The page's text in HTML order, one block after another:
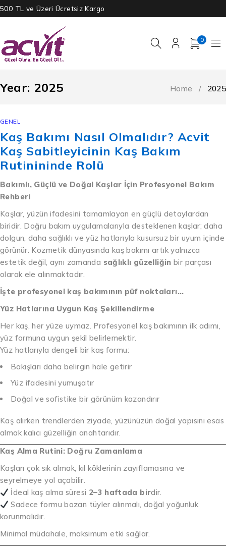
500 TL ve Üzeri Ücretsiz Kargo
0
Year: 2025 Home / 2025
GENEL
Kaş Bakımı Nasıl Olmalıdır? Acvit
Kaş Sabitleyicinin Kaş Bakım
Rutinininde Rolü
Bakımlı, Güçlü ve Doğal Kaşlar İçin Profesyonel Bakım
Rehberi
Kaşlar, yüzün ifadesini tamamlayan en güçlü detaylardan
biridir. Doğru bakım uygulamalarıyla desteklenen kaşlar; daha
dolgun, daha sağlıklı ve yüz hatlarıyla kusursuz bir uyum içinde
görünür. Kozmetik dünyasında kaş bakımı artık yalnızca
estetik değil, aynı zamanda sağlıklı güzelliğin bir parçası
olarak ele alınmaktadır.
İşte profesyonel kaş bakımının püf noktaları…
Yüz Hatlarına Uygun Kaş Şekillendirme
Her kaş, her yüze uymaz. Profesyonel kaş bakımının ilk adımı,
yüz formuna uygun şekil belirlemektir.
Yüz hatlarıyla dengeli bir kaş formu:
Bakışları daha belirgin hale getirir
Yüz ifadesini yumuşatır
Doğal ve sofistike bir görünüm kazandırır
Kaş alırken trendlerden ziyade, yüzünüzün doğal yapısını esas
almak kalıcı güzelliğin anahtarıdır.
Kaş Alma Rutini: Doğru Zamanlama
Kaşları çok sık almak, kıl köklerinin zayıflamasına ve
seyrelmeye yol açabilir.
İdeal kaş alma süresi 2–3 haftada birdir.
Sadece formu bozan tüyler alınmalı, doğal yoğunluk
korunmalıdır.
Minimal müdahale, maksimum etki sağlar.